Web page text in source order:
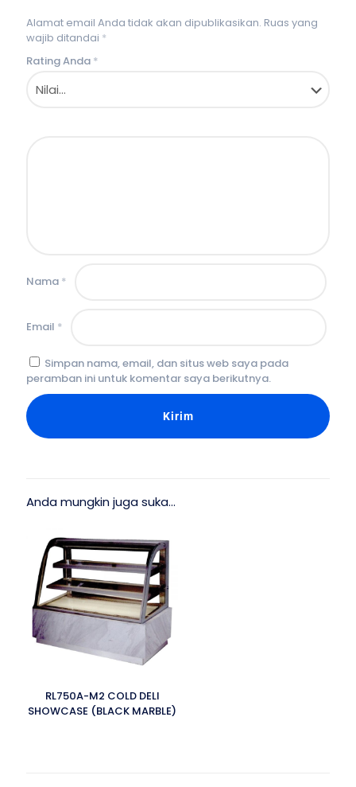
Alamat email Anda tidak akan dipublikasikan. Ruas yang
wajib ditandai *
Rating Anda *
Nama *
Email *
Simpan nama, email, dan situs web saya pada
peramban ini untuk komentar saya berikutnya.
Anda mungkin juga suka…
RL750A-M2 COLD DELI
SHOWCASE (BLACK MARBLE)